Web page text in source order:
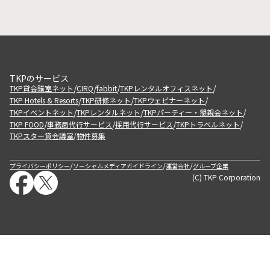
TKPのサービス
TKP貸会議室ネット/CIRQ/fabbit/TKPレンタルオフィスネット/
TKP Hotels & Resorts/TKP研修ネット/TKPウェビナーネット/
TKPイベントネット/TKPレンタルネット/TKPパーティー・懇親会ネット/
TKP FOOD/事務局代行サービス/採用代行サービス/TKPトラベルネット/
TKPスター貸会議室/物件募集
プライバシーポリシー/ソーシャルメディアガイドライン/運営会社/グループ企業
(C) TKP Corporation